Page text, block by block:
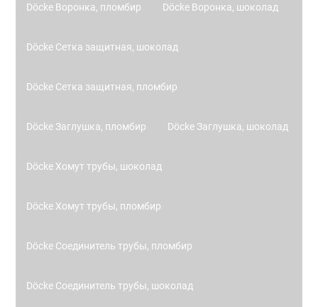
Döcke Воронка, пломбир Döcke Воронка, шоколад
Döcke Сетка защитная, шоколад
Döcke Сетка защитная, пломбир
Döcke Заглушка, пломбир Döcke Заглушка, шоколад
Döcke Хомут трубы, шоколад
Döcke Хомут трубы, пломбир
Döcke Соединитель трубы, пломбир
Döcke Соединитель трубы, шоколад